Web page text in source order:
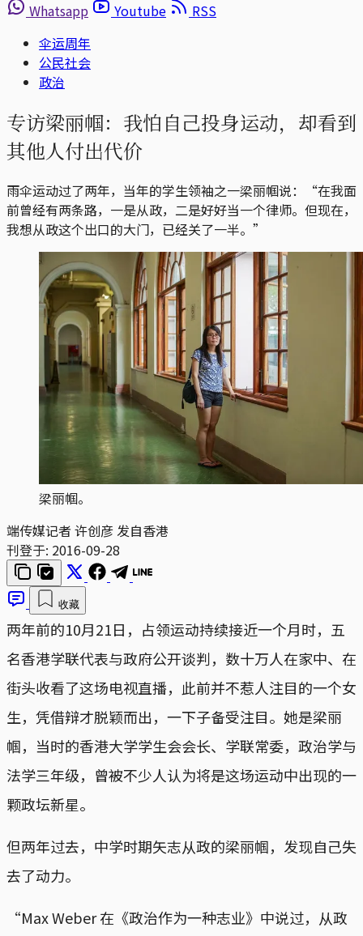
Whatsapp
Youtube
RSS
伞运周年
公民社会
政治
专访梁丽帼：我怕自己投身运动，却看到
其他人付出代价
雨伞运动过了两年，当年的学生领袖之一梁丽帼说：“在我面
前曾经有两条路，一是从政，二是好好当一个律师。但现在，
我想从政这个出口的大门，已经关了一半。”
梁丽帼。
端传媒记者 许创彦 发自香港
刊登于: 2016-09-28
收藏
两年前的10月21日，占领运动持续接近一个月时，五
名香港学联代表与政府公开谈判，数十万人在家中、在
街头收看了这场电视直播，此前并不惹人注目的一个女
生，凭借辩才脱颖而出，一下子备受注目。她是梁丽
帼，当时的香港大学学生会会长、学联常委，政治学与
法学三年级，曾被不少人认为将是这场运动中出现的一
颗政坛新星。
但两年过去，中学时期矢志从政的梁丽帼，发现自己失
去了动力。
“Max Weber 在《政治作为一种志业》中说过，从政